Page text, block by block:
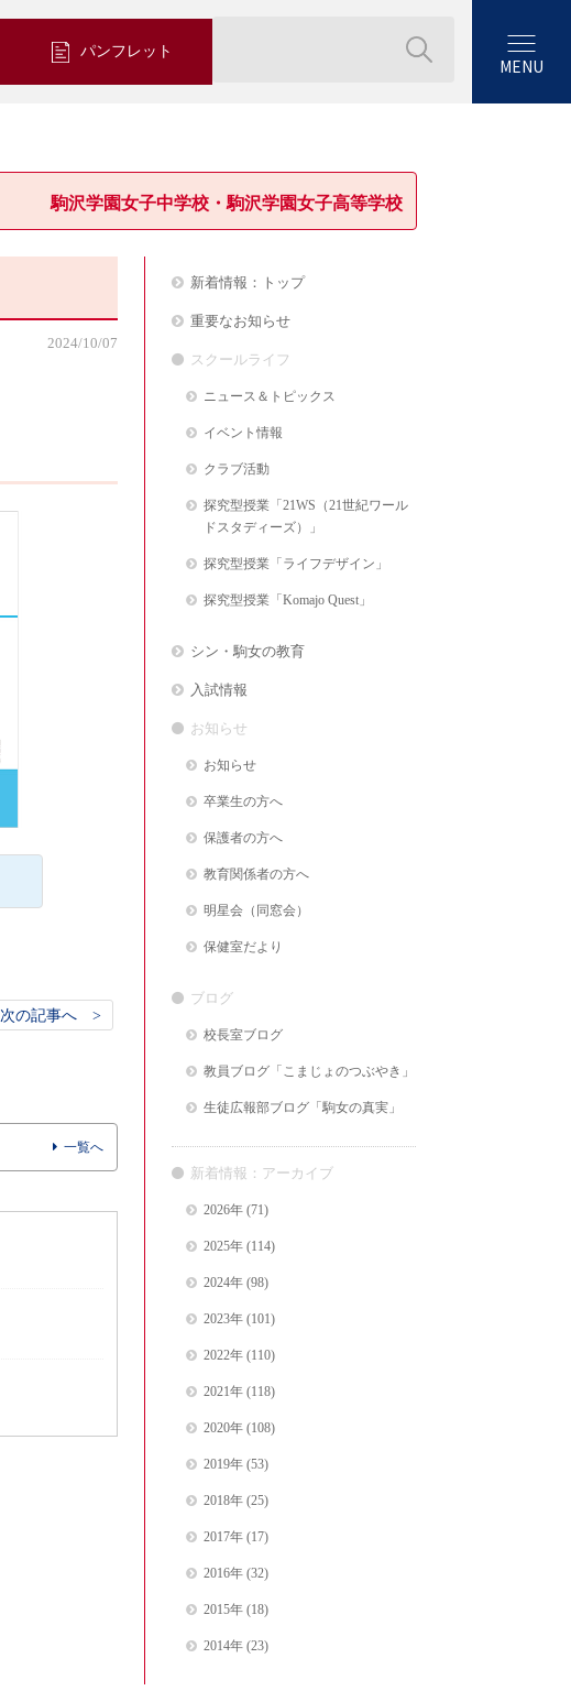
パンフレット
MENU
駒沢学園女子中学校・駒沢学園女子高等学校
2024/10/07
次の記事へ >
一覧へ
新着情報：トップ
重要なお知らせ
スクールライフ
ニュース＆トピックス
イベント情報
クラブ活動
探究型授業「21WS（21世紀ワール
ドスタディーズ）」
探究型授業「ライフデザイン」
探究型授業「Komajo Quest」
シン・駒女の教育
入試情報
お知らせ
お知らせ
卒業生の方へ
保護者の方へ
教育関係者の方へ
明星会（同窓会）
保健室だより
ブログ
校長室ブログ
教員ブログ「こまじょのつぶやき」
生徒広報部ブログ「駒女の真実」
新着情報：アーカイブ
2026年(71)
2025年(114)
2024年(98)
2023年(101)
2022年(110)
2021年(118)
2020年(108)
2019年(53)
2018年(25)
2017年(17)
2016年(32)
2015年(18)
2014年(23)